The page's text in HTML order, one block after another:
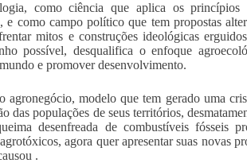
como ciência que aplica os princípios
e como campo político que tem propostas
mitos e construções ideológicas
possível, desqualifica o enfoque
e promover desenvolvimento.
agronegócio, modelo que tem gerado uma
das populações de seus territórios,
desenfreada de combustíveis fósseis
agora quer apresentar suas novas
.